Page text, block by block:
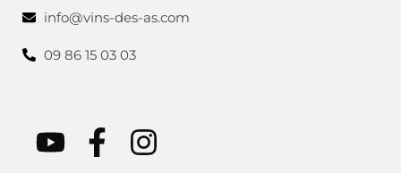
info@vins-des-as.com
09 86 15 03 03